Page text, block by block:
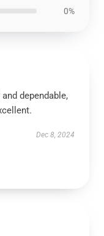
0%
dependable,
Dec 8, 2024